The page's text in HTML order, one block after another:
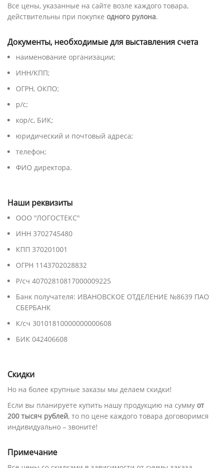
Все цены, указанные на сайте возле каждого товара,
действительны при покупке одного рулона.
Документы, необходимые для выставления счета
наименование организации;
ИНН/КПП;
ОГРН, ОКПО;
р/с;
кор/с, БИК;
юридический и почтовый адреса;
телефон;
ФИО директора.
Наши реквизиты
ООО "ЛОГОСТЕКС"
ИНН 3702745480
КПП 370201001
ОГРН 1143702028832
Р/сч 40702810817000009225
Банк получателя: ИВАНОВСКОЕ ОТДЕЛЕНИЕ №8639 ПАО
СБЕРБАНК
К/сч 30101810000000000608
БИК 042406608
Скидки
Но на более крупные заказы мы делаем скидки!
Если вы планируете купить нашу продукцию на сумму от
200 тысяч рублей, то по цене каждого товара договоримся
индивидуально – звоните!
Примечание